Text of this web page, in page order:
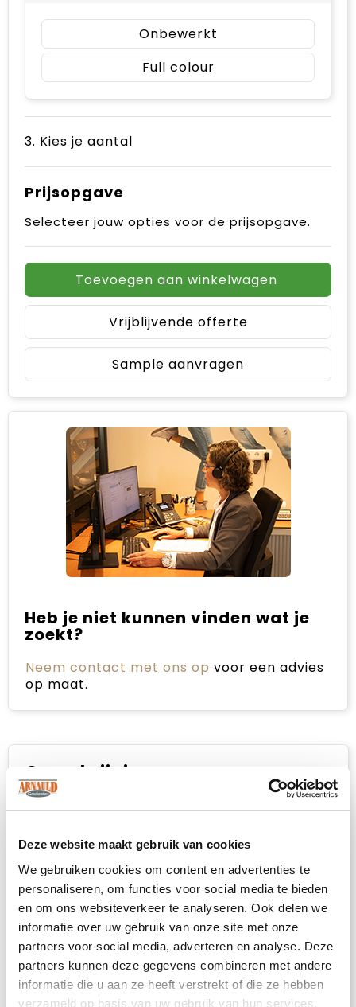
Deze website maakt gebruik van cookies
We gebruiken cookies om content en advertenties te
personaliseren, om functies voor social media te bieden
en om ons websiteverkeer te analyseren. Ook delen we
informatie over uw gebruik van onze site met onze
partners voor social media, adverteren en analyse. Deze
partners kunnen deze gegevens combineren met andere
informatie die u aan ze heeft verstrekt of die ze hebben
verzameld op basis van uw gebruik van hun services.
Onbewerkt
Full colour
3. Kies je aantal
Prijsopgave
Selecteer jouw opties voor de prijsopgave.
Toevoegen aan winkelwagen
Vrijblijvende offerte
Sample aanvragen
Heb je niet kunnen vinden wat je
zoekt?
Neem contact met ons op voor een advies
op maat.
Omschrijving
Tiny Treasurez® zijn levende mini-
natuur. Deze robuuste plantjes hebben weinig
droogte en blijven maanden- tot jarenlang
mooi; een krachtig symbool voor groei,
veerkracht en duurzaamheid.
Deze variant van de Tiny Treasurez® wordt
gepresenteerd in een klein glazen flesje,
geplaatst op een houten standaard. Het
flesje bevat levende mini-succulenten in een